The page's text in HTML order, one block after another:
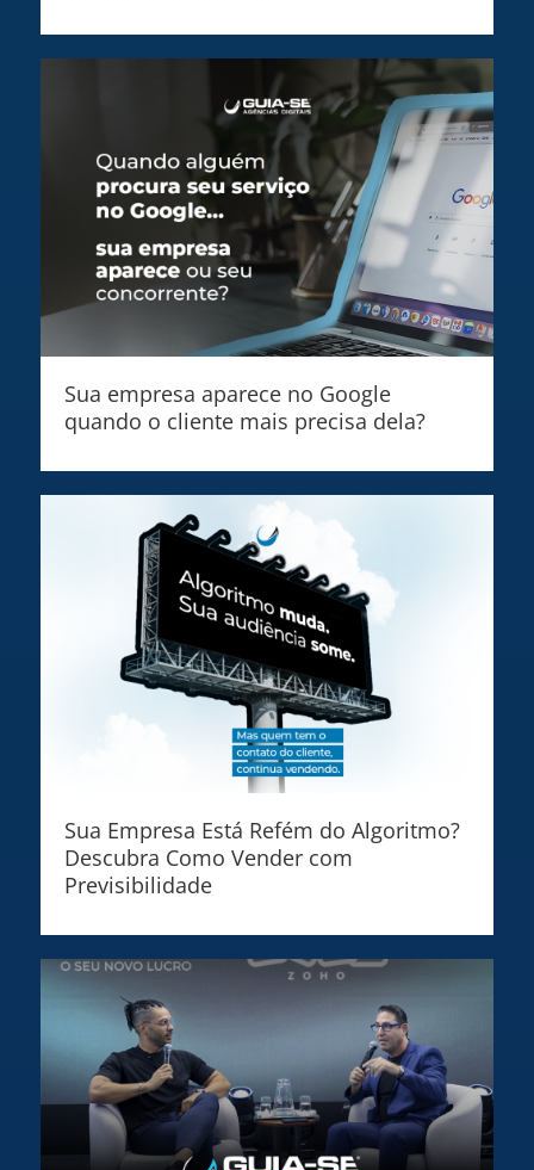
Sua empresa aparece no Google
quando o cliente mais precisa dela?
Sua Empresa Está Refém do Algoritmo?
Descubra Como Vender com
Previsibilidade